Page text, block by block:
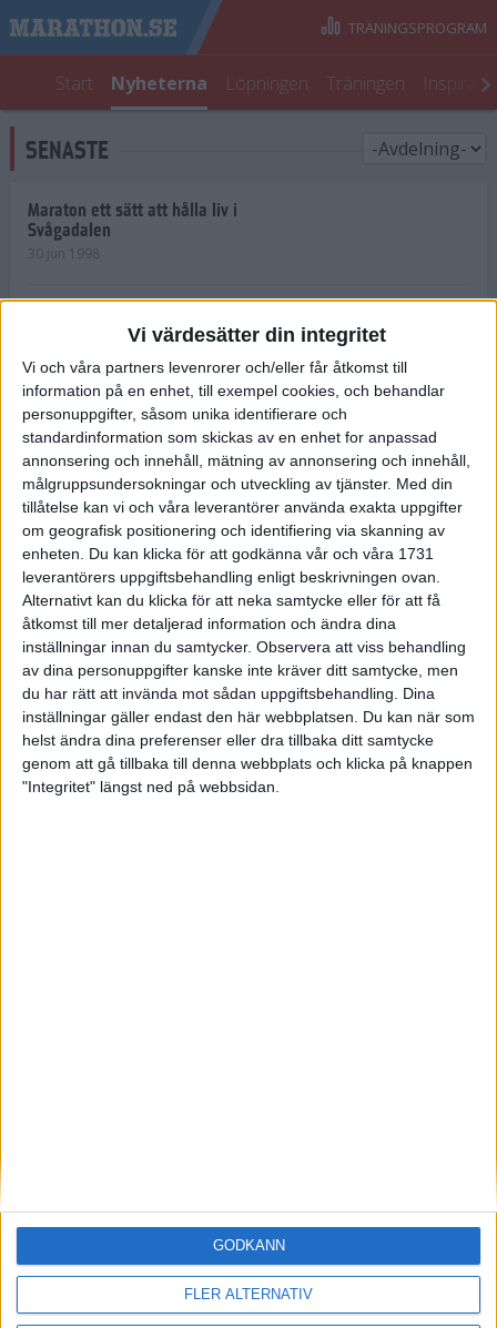
Vi värdesätter din integritet
Vi och våra partners levenrorer och/eller får åtkomst till
information på en enhet, till exempel cookies, och behandlar
personuppgifter, såsom unika identifierare och
standardinformation som skickas av en enhet for anpassad
annonsering och innehåll, mätning av annonsering och innehåll,
målgruppsundersokningar och utveckling av tjänster. Med din
tillåtelse kan vi och våra leverantörer använda exakta uppgifter
om geografisk positionering och identifiering via skanning av
enheten. Du kan klicka för att godkänna vår och våra 1731
leverantörers uppgiftsbehandling enligt beskrivningen ovan.
Alternativt kan du klicka för att neka samtycke eller för att få
åtkomst till mer detaljerad information och ändra dina
inställningar innan du samtycker. Observera att viss behandling
av dina personuppgifter kanske inte kräver ditt samtycke, men
du har rätt att invända mot sådan uppgiftsbehandling. Dina
inställningar gäller endast den här webbplatsen. Du kan när som
helst ändra dina preferenser eller dra tillbaka ditt samtycke
genom att gå tillbaka till denna webbplats och klicka på knappen
"Integritet" längst ned på webbsidan.
FLER ALTERNATIV
GODKÄNN
Start Nyheterna Löpningen Träningen
TRÄNINGSPROGRAM
SENASTE
Maraton ett sätt att hålla liv i
Svågadalen
30 jun 1998
Norrlänningar firade semester i
Strängnäs
28 jun 1998
Maratonlöparna bäst i Trosa
I år fick Andervang kransen
27 jun 1998
Intresset ökar för Lidingöloppet
26 jun 1998
Värmemara
väntarvärldsmästaraspiranter
24 jun 1998
ASIEN
Berlin Marathon - ett lopp genom
8 okt 1995• Arkiv• Reseberättelser från